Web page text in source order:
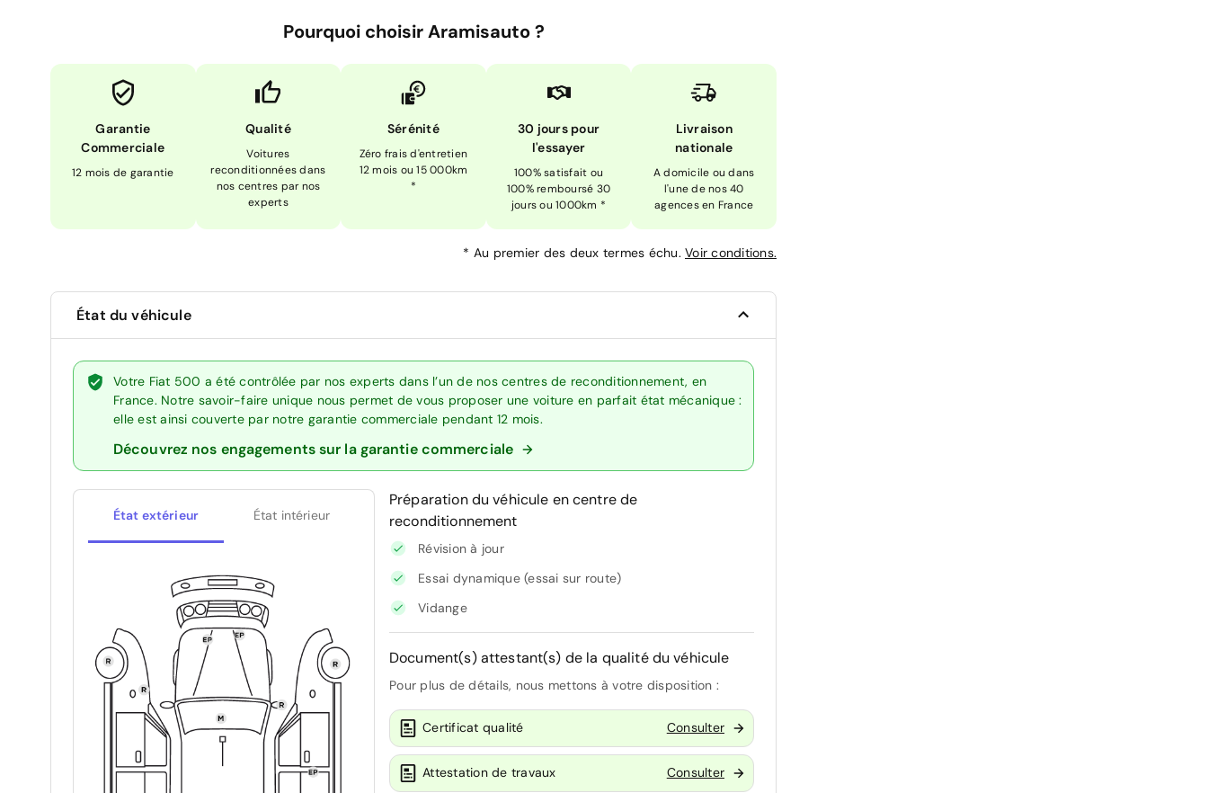
Pourquoi choisir Aramisauto ?
Garantie
Commerciale
12 mois de garantie
Qualité
Voitures
reconditionnées dans
nos centres par nos
experts
Sérénité
Zéro frais d'entretien
12 mois ou 15 000km
*
30 jours pour
l'essayer
100% satisfait ou
100% remboursé 30
jours ou 1000km *
Livraison
nationale
A domicile ou dans
l'une de nos 40
agences en France
* Au premier des deux termes échu. Voir conditions.
État du véhicule
Votre Fiat 500 a été contrôlée par nos experts dans l’un de nos centres de reconditionnement, en
France. Notre savoir-faire unique nous permet de vous proposer une voiture en parfait état mécanique :
elle est ainsi couverte par notre garantie commerciale pendant 12 mois.
Découvrez nos engagements sur la garantie commerciale
État extérieur État intérieur
Préparation du véhicule en centre de
reconditionnement
Révision à jour
Essai dynamique (essai sur route)
Vidange
Document(s) attestant(s) de la qualité du véhicule
Pour plus de détails, nous mettons à votre disposition :
Certificat qualité Consulter
Attestation de travaux Consulter